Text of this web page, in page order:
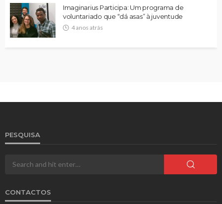
Imaginarius Participa: Um programa de
voluntariado que “dá asas” à juventude
4 anos atrás
PESQUISA
CONTACTOS